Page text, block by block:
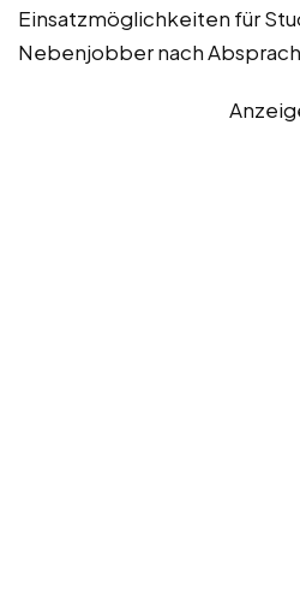
Einsatzmöglichkeiten für
Nebenjobber nach